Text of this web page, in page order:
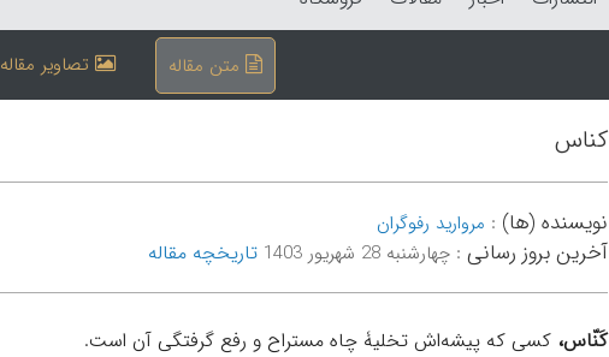
متن مقاله تصاویر مقاله
کناس
نویسنده (ها) : مروارید رفوگران
آخرین بروز رسانی :چهارشنبه 28 شهریور 1403 تاریخچه مقاله
کَنّاس، کسی که پیشه‌اش تخلیۀ چاه مستراح و رفع گرفتگی آن است.